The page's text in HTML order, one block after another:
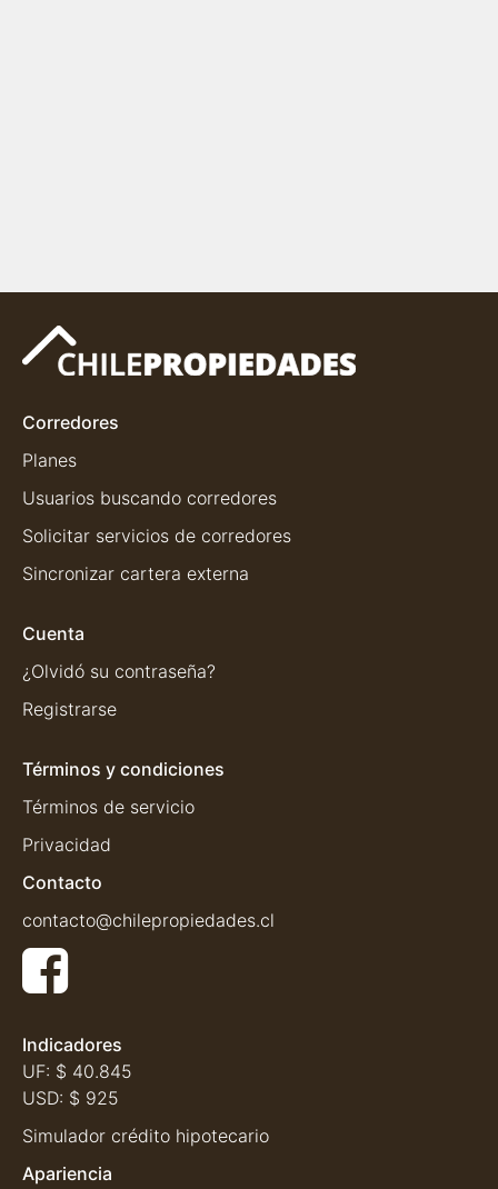
Corredores
Planes
Usuarios buscando corredores
Solicitar servicios de corredores
Sincronizar cartera externa
Cuenta
¿Olvidó su contraseña?
Registrarse
Términos y condiciones
Términos de servicio
Privacidad
Contacto
contacto@chilepropiedades.cl
Indicadores
UF: $ 40.845
USD: $ 925
Simulador crédito hipotecario
Apariencia